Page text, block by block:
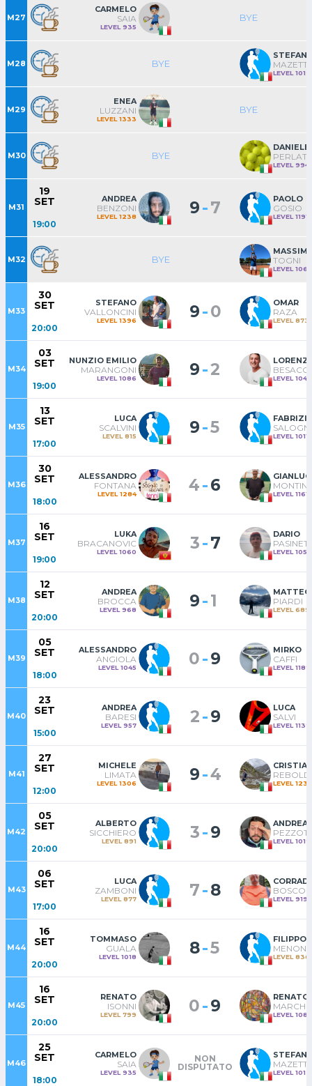
M27
CARMELO
SAIA
LEVEL 935
BYE
M28 BYE MAZETTI
LEVEL 1012
M29
ENEA
LUZZANI
LEVEL 1333
BYE
M30 BYE
DANIELE
LEVEL 994
M31
19
SET
19:00
ANDREA
BENZONI
LEVEL 1238 9-7 PAOLO
GOSIO
LEVEL 1191
M32 BYE TOGNI
LEVEL 1063
M33
30
SET
20:00
STEFANO
VALLONCINI
LEVEL 1396 9-0 OMAR
RAZA
LEVEL 873
M34
03
SET
19:00
NUNZIO EMILIO
MARANGONI
LEVEL 1086 9-2 LEVEL 1040
M35
13
SET
17:00
LUCA
SCALVINI
LEVEL 815 9-5 SALOGNI
LEVEL 1011
M36
30
SET
18:00
ALESSANDRO
FONTANA
LEVEL 1284 4-6 MONTINI
LEVEL 1161
M37
16
SET
19:00
LUKA
BRACANOVIC
LEVEL 1060 3-7 DARIO
LEVEL 1057
M38
12
SET
20:00
ANDREA
BROCCA
LEVEL 968 9-1 MATTEO
PIARDI
LEVEL 689
M39
05
SET
18:00
ALESSANDRO
ANGIOLA
LEVEL 1045 0-9 MIRKO
CAFFI
LEVEL 1189
M40
23
SET
15:00
ANDREA
BARESI
LEVEL 957 2-9 LUCA
SALVI
LEVEL 1139
M41
27
SET
12:00
MICHELE
LIMATA
LEVEL 1306 9-4 REBOLDI
LEVEL 1233
M42
05
SET
20:00
ALBERTO
SICCHIERO
LEVEL 891 3-9 ANDREA
LEVEL 1019
M43
06
SET
17:00
LUCA
ZAMBONI
LEVEL 877 7-8 LEVEL 919
M44
16
SET
20:00
TOMMASO
GUALA
LEVEL 1018 8-5 FILIPPO
MENONI
LEVEL 836
M45
16
SET
20:00
RENATO
ISONNI
LEVEL 799 0-9 RENATO
LEVEL 1080
M46
25
SET
18:00
CARMELO
SAIA
LEVEL 935
NON
DISPUTATO
MAZETTI
LEVEL 1012